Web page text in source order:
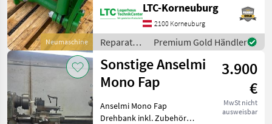
Neumaschine
John Deere 6R155
Reparatur und Ersatzteile
Traktorenteile
LTC-Korneuburg
2100 Korneuburg
Reparatur
und
Ersatzteile
/ John
Deere
Premium Gold Händler
Sonstige Anselmi
Mono Fap
3.900
€
MwSt nicht
ausweisbar
Anselmi Mono Fap
Drehbank inkl. Zubehör